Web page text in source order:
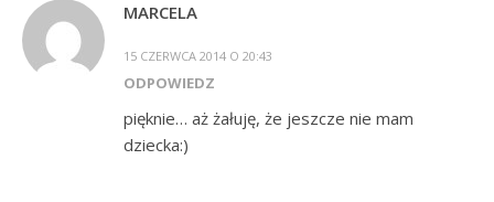
MARCELA
15 CZERWCA 2014 O 20:43
ODPOWIEDZ
pięknie… aż żałuję, że jeszcze nie mam
dziecka:)